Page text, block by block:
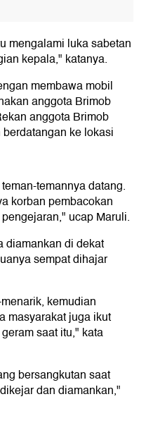
mengalami luka sabetan
kepala," katanya.
membawa mobil
anggota Brimob
anggota Brimob
ke lokasi
temannya datang.
korban pembacokan
ucap Maruli.
diamankan di dekat
sempat dihajar
kemudian
masyarakat juga ikut
saat itu," kata
bersangkutan saat
dan diamankan,"